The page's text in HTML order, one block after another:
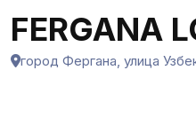
FERGANA
город Фергана, улица